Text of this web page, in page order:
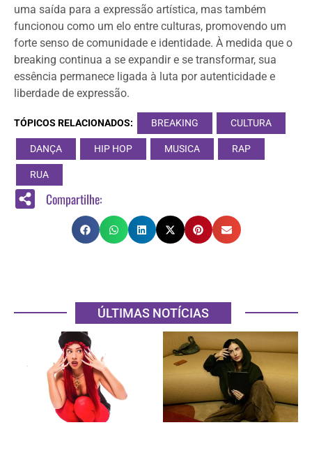
uma saída para a expressão artística, mas também
funcionou como um elo entre culturas, promovendo um
forte senso de comunidade e identidade. À medida que o
breaking continua a se expandir e se transformar, sua
essência permanece ligada à luta por autenticidade e
liberdade de expressão.
TÓPICOS RELACIONADOS: BREAKING CULTURA
DANÇA HIP HOP MUSICA RAP
RUA
Compartilhe:
ÚLTIMAS NOTÍCIAS